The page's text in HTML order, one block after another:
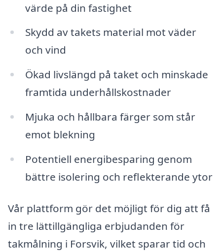
värde på din fastighet
Skydd av takets material mot väder
och vind
Ökad livslängd på taket och minskade
framtida underhållskostnader
Mjuka och hållbara färger som står
emot blekning
Potentiell energibesparing genom
bättre isolering och reflekterande ytor
Vår plattform gör det möjligt för dig att få
in tre lättillgängliga erbjudanden för
takmålning i Forsvik, vilket sparar tid och